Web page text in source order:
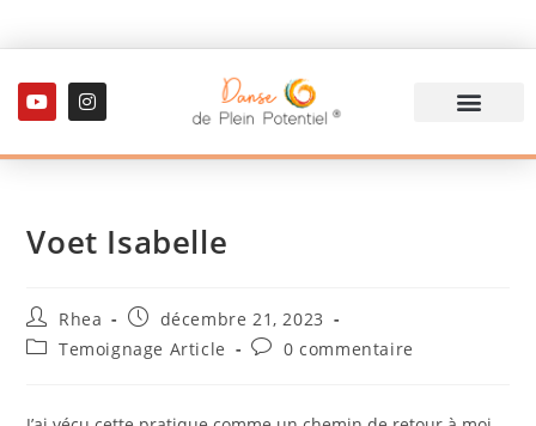
Voet Isabelle
Rhea
décembre 21, 2023
Temoignage Article
0 commentaire